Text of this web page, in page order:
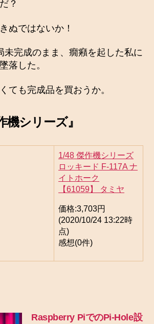
？
ぬではないか！
未完成のまま、癇癪を起した私に
落した。
ても完成品を買おうか。
機シリーズ』
1/48 傑作機シリーズ
ロッキード F-117A ナ
イトホーク
【61059】 タミヤ
価格:3,703円
(2020/10/24 13:22時
点)
感想(0件)
Raspberry PiでのPi-Hole設